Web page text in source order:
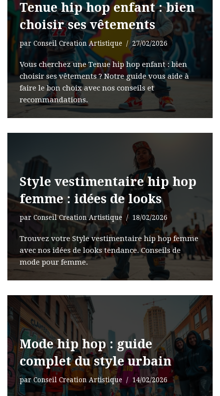
Tenue hip hop enfant : bien
choisir ses vêtements
par Conseil Creation Artistique 27/02/2026
Vous cherchez une Tenue hip hop enfant : bien
choisir ses vêtements ? Notre guide vous aide à
faire le bon choix avec nos conseils et
recommandations.
Style vestimentaire hip hop
femme : idées de looks
par Conseil Creation Artistique 18/02/2026
Trouvez votre Style vestimentaire hip hop femme
avec nos idées de looks tendance. Conseils de
mode pour femme.
Mode hip hop : guide
complet du style urbain
parConseil Creation Artistique 14/02/2026